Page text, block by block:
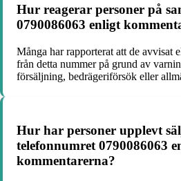
Hur reagerar personer på
0790086063 enligt
Många har rapporterat att de avvisat
från detta nummer på grund av
försäljning, bedrägeriförsök eller
Hur har personer upplevt
telefonnumret 0790086063
kommentarerna?